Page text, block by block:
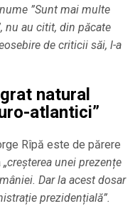
”Sunt mai multe
nu au citit, din păcate
de criticii săi, l-a
natural
atlantici”
Rîpă este de părere
„creșterea unei prezențe
Dar la acest dosar
prezidențială”.